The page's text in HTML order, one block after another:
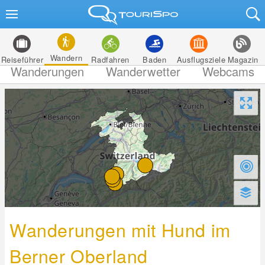
Reiseführer Wandern Radfahren Baden Ausflugsziele Magazin
Wanderungen Wanderwetter Webcams
Wanderungen mit Hund im
Berner Oberland